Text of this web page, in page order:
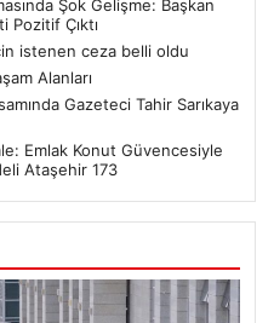
Şok Gelişme: Başkan
Pozitif Çıktı
istenen ceza belli oldu
Alanları
Gazeteci Tahir Sarıkaya
Emlak Konut Güvencesiyle
Ataşehir 173